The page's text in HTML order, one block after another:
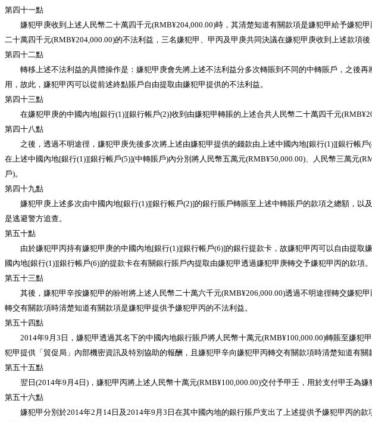
第四十一點
嫌犯甲庚收到上述人民幣二十萬四千元(RMB¥204,000.00)時，其清楚知道有關款項是嫌犯甲給予嫌犯
二十萬四千元(RMB¥204,000.00)的不法利益，三名嫌犯甲、甲丙及甲庚共同決議在嫌犯甲庚收到上述款項
第四十二點
轉移上述不法利益的具體操作是：嫌犯甲庚會先將上述不法利益分多次轉賬到不同的中轉賬戶，之後
用，故此，嫌犯甲丙可以從前述終點賬戶自由提取由嫌犯甲提供的不法利益。
第四十三點
在嫌犯甲庚的中國內地[銀行(1)][銀行帳戶(2)]收到由嫌犯甲轉賬的上述合共人民幣二十萬四千元
第四十八點
之後，透過不明途徑，嫌犯甲庚先後多次將上述由嫌犯甲提供的錢款由上述中國內地[銀行(1)][銀行帳戶
在上述中國內地[銀行(1)][銀行帳戶(5)](中轉賬戶)內分別將人民幣五萬元(RMB¥50,000.00)、人民幣三萬元
戶)。
第四十九點
嫌犯甲庚上述多次由中國內地[銀行(1)][銀行帳戶(2)]的銀行賬戶轉賬至上述中轉賬戶的款項之總額，以
是逃避警方追查。
第五十點
由於嫌犯甲丙持有嫌犯甲庚的中國內地[銀行(1)][銀行帳戶(6)]的銀行提款卡，故嫌犯甲丙可以自由提取
國內地[銀行(1)][銀行帳戶(6)]的提款卡在有關銀行賬戶內提取由嫌犯甲透過嫌犯甲庚轉交予嫌犯甲丙的款項。
第五十三點
其後，嫌犯甲辛按嫌犯甲的吩咐將上述人民幣二十萬六千元(RMB¥206,000.00)透過不明途徑轉交嫌犯
轉交有關款項時清楚知道有關款項是嫌犯甲提供予嫌犯甲丙的不法利益。
第五十四點
2014年9月3日，嫌犯甲透過其名下的中國內地銀行賬戶將人民幣十萬元(RMB¥100,000.00)轉賬至嫌犯
犯甲提供「貿促局」內部機密資訊及特別協助的報酬，且嫌犯甲辛向嫌犯甲丙轉交有關款項時清楚知道有關
第五十五點
翌日(2014年9月4日)，嫌犯甲丙將上述人民幣十萬元(RMB¥100,000.00)交付予甲壬，用於支付甲壬為嫌
第五十六點
嫌犯甲分別於2014年2月14日及2014年9月3日在其中國內地的銀行賬戶支出了上述提供予嫌犯甲丙的款